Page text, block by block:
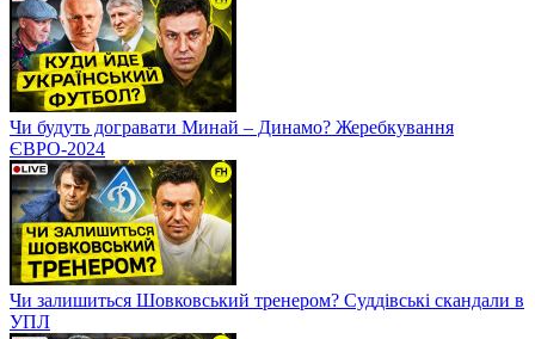
Чи будуть догравати Минай – Динамо? Жеребкування
ЄВРО-2024
Чи залишиться Шовковський тренером? Суддівські скандали в
УПЛ